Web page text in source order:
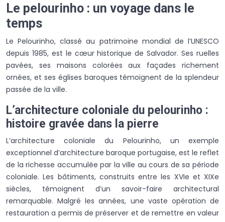
Le pelourinho : un voyage dans le
temps
Le Pelourinho, classé au patrimoine mondial de l’UNESCO
depuis 1985, est le cœur historique de Salvador. Ses ruelles
pavées, ses maisons colorées aux façades richement
ornées, et ses églises baroques témoignent de la splendeur
passée de la ville.
L’architecture coloniale du pelourinho :
histoire gravée dans la pierre
L’architecture coloniale du Pelourinho, un exemple
exceptionnel d’architecture baroque portugaise, est le reflet
de la richesse accumulée par la ville au cours de sa période
coloniale. Les bâtiments, construits entre les XVIe et XIXe
siècles, témoignent d’un savoir-faire architectural
remarquable. Malgré les années, une vaste opération de
restauration a permis de préserver et de remettre en valeur